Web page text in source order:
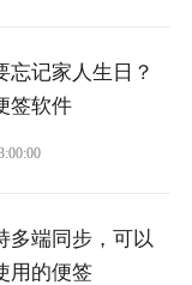
忘记家人生日？
签软件
多端同步，可以
用的便签